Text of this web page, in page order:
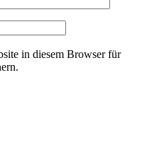
in diesem Browser für